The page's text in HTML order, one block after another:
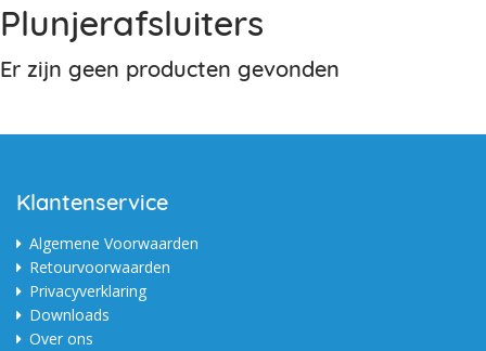
Plunjerafsluiters
Er zijn geen producten gevonden
Klantenservice
Algemene Voorwaarden
Retourvoorwaarden
Privacyverklaring
Downloads
Over ons